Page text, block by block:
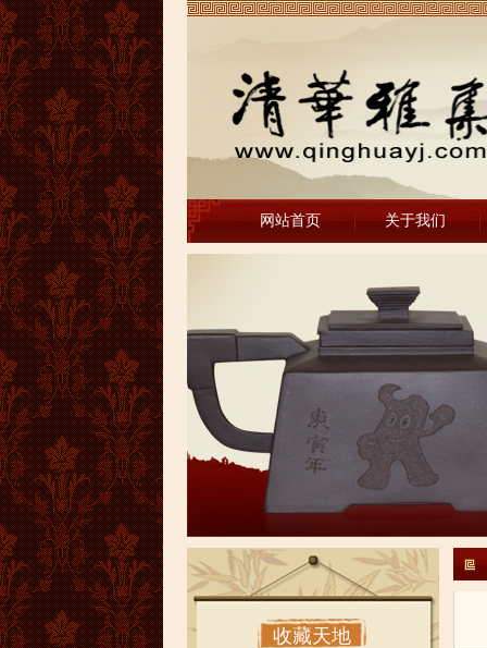
网站首页 关于我们
收藏天地